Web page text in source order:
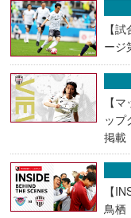
【
ージ
【
ップ
掲載
【
鳥栖